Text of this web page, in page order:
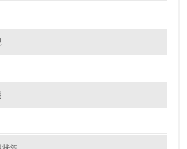
・エネルギー